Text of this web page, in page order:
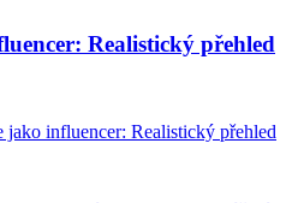
Realistický přehled
influencer: Realistický přehled